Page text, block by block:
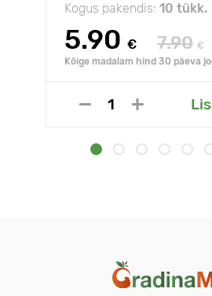
Kogus pakendis: 10 tükk.
5.90 € 7.90 €
Kõige madalam hind 30 päeva